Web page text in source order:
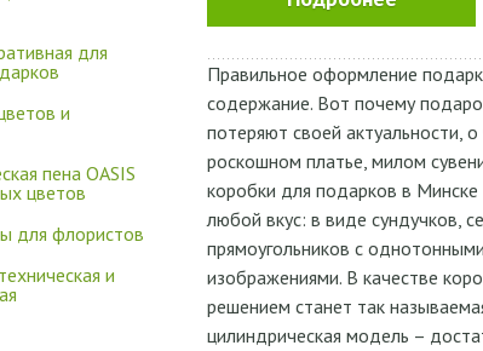
для
и
пена OASIS
цветов
для флористов
и
Правильное оформление
содержание. Вот почему
потеряют своей актуальности,
роскошном платье, милом
коробки для подарков в
любой вкус: в виде сундучков,
прямоугольников с
изображениями. В качестве
решением станет так
цилиндрическая модель –